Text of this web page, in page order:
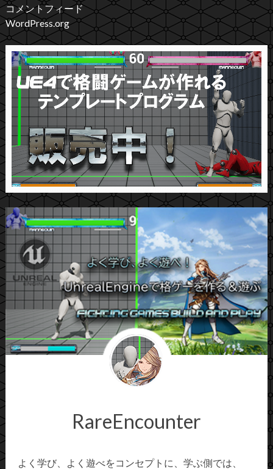
コメントフィード
WordPress.org
RareEncounter
よく学び、よく遊べをコンセプトに、学ぶ側では、